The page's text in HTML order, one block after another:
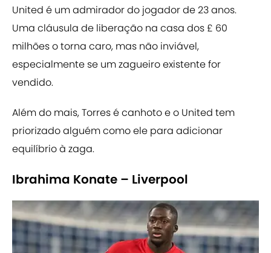
United é um admirador do jogador de 23 anos.
Uma cláusula de liberação na casa dos £ 60
milhões o torna caro, mas não inviável,
especialmente se um zagueiro existente for
vendido.
Além do mais, Torres é canhoto e o United tem
priorizado alguém como ele para adicionar
equilíbrio à zaga.
Ibrahima Konate – Liverpool